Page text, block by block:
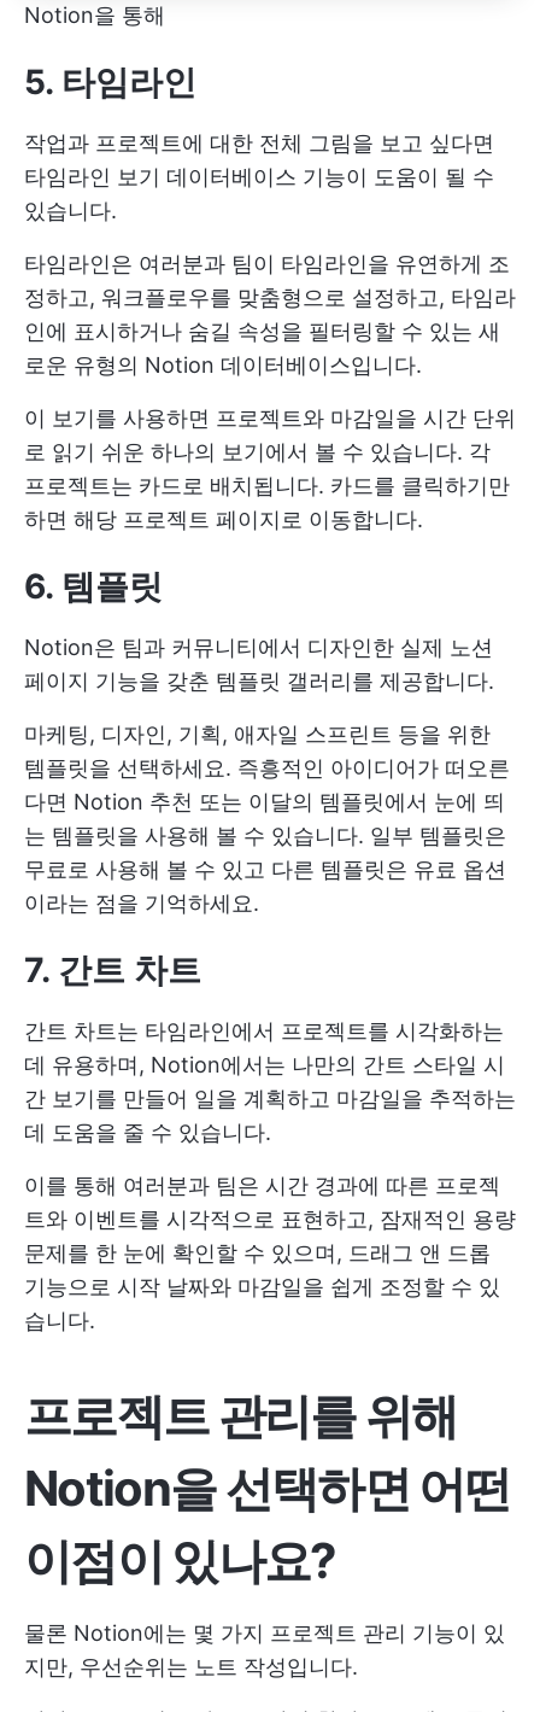
Notion을 통해
5. 타임라인
작업과 프로젝트에 대한 전체 그림을 보고 싶다면
타임라인 보기 데이터베이스 기능이 도움이 될 수
있습니다.
타임라인은 여러분과 팀이 타임라인을 유연하게 조
정하고, 워크플로우를 맞춤형으로 설정하고, 타임라
인에 표시하거나 숨길 속성을 필터링할 수 있는 새
로운 유형의 Notion 데이터베이스입니다.
이 보기를 사용하면 프로젝트와 마감일을 시간 단위
로 읽기 쉬운 하나의 보기에서 볼 수 있습니다. 각
프로젝트는 카드로 배치됩니다. 카드를 클릭하기만
하면 해당 프로젝트 페이지로 이동합니다.
6. 템플릿
Notion은 팀과 커뮤니티에서 디자인한 실제 노션
페이지 기능을 갖춘 템플릿 갤러리를 제공합니다.
마케팅, 디자인, 기획, 애자일 스프린트 등을 위한
템플릿을 선택하세요. 즉흥적인 아이디어가 떠오른
다면 Notion 추천 또는 이달의 템플릿에서 눈에 띄
는 템플릿을 사용해 볼 수 있습니다. 일부 템플릿은
무료로 사용해 볼 수 있고 다른 템플릿은 유료 옵션
이라는 점을 기억하세요.
7. 간트 차트
간트 차트는 타임라인에서 프로젝트를 시각화하는
데 유용하며, Notion에서는 나만의 간트 스타일 시
간 보기를 만들어 일을 계획하고 마감일을 추적하는
데 도움을 줄 수 있습니다.
이를 통해 여러분과 팀은 시간 경과에 따른 프로젝
트와 이벤트를 시각적으로 표현하고, 잠재적인 용량
문제를 한 눈에 확인할 수 있으며, 드래그 앤 드롭
기능으로 시작 날짜와 마감일을 쉽게 조정할 수 있
습니다.
프로젝트 관리를 위해
Notion을 선택하면 어떤
이점이 있나요?
물론 Notion에는 몇 가지 프로젝트 관리 기능이 있
지만, 우선순위는 노트 작성입니다.